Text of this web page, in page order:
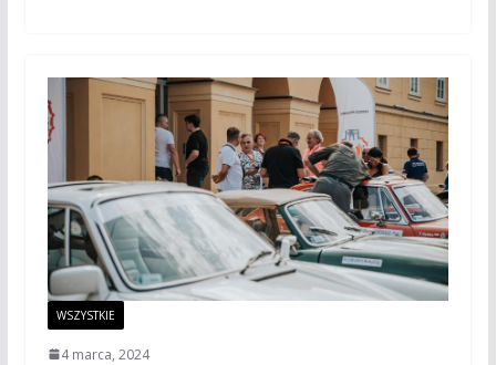
WSZYSTKIE
4 marca, 2024